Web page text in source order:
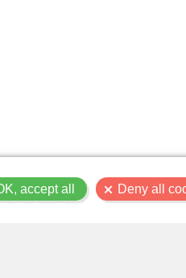
LÉGALES
accept all Deny all